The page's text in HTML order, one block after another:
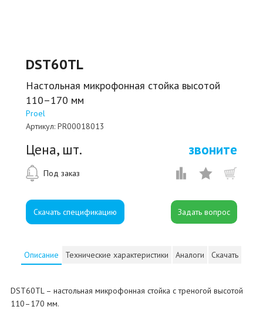
DST60TL
Настольная микрофонная стойка высотой
110–170 мм
Proel
Артикул: PR00018013
Цена, шт. звоните
Под заказ
Скачать спецификацию
Описание Технические характеристики Аналоги Скачать
DST60TL – настольная микрофонная стойка с треногой высотой
110–170 мм.